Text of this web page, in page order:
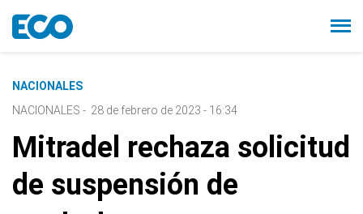
NACIONALES
NACIONALES - 28 de febrero de 2023 - 16:34
Mitradel rechaza solicitud
de suspensión de